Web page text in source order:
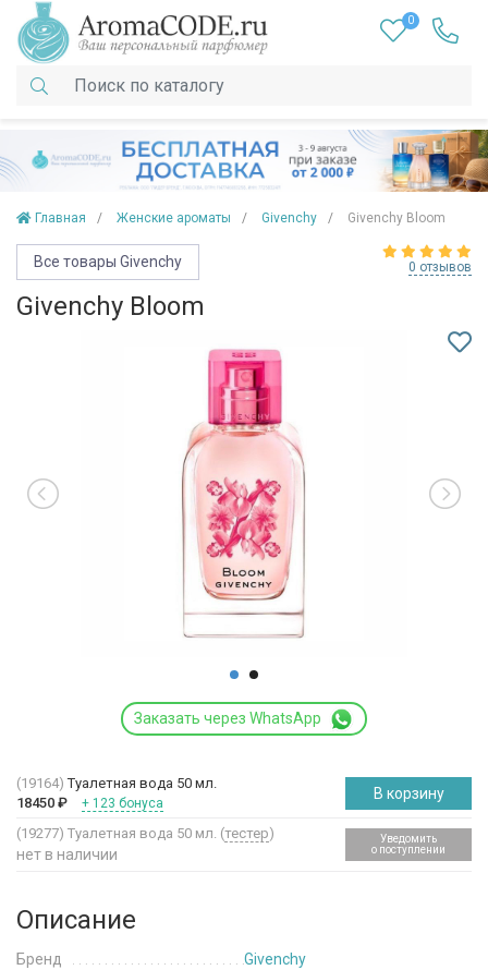
0
Главная Женские ароматы Givenchy Givenchy Bloom
Все товары Givenchy 0 отзывов
Givenchy Bloom
Заказать через WhatsApp
(19164) Туалетная вода 50 мл.
18450 ₽ + 123 бонуса
В корзину
(19277) Туалетная вода 50 мл. (тестер)
нет в наличии
Уведомить
о поступлении
Описание
Бренд
Givenchy